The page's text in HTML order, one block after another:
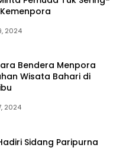
2024
Bendera Menpora
Wisata Bahari di
2024
Sidang Paripurna